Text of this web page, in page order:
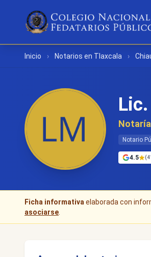
Inicio › Notarios en Tlaxcala ›
Notario
4.5
Ficha informativa elaborada con
asociarse